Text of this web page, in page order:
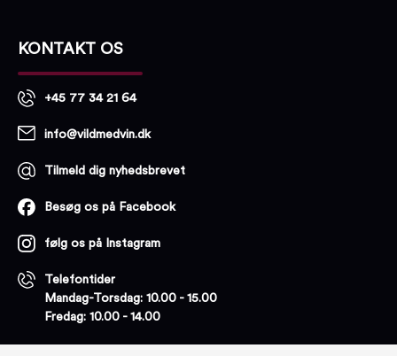
KONTAKT OS
+45 77 34 21 64
info@vildmedvin.dk
Tilmeld dig nyhedsbrevet
Besøg os på Facebook
følg os på Instagram
Telefontider
Mandag-Torsdag: 10.00 - 15.00
Fredag: 10.00 - 14.00